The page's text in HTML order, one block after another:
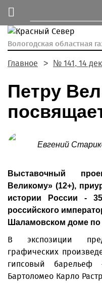
Вологодская областная
Главное № 141, 14
Петру
Евгений
Выставочный
Великому» (12+),
истории России -
российского
Шаламовском доме по
В экспозиции
графических
гипсовый барельеф
Бартоломео Карло